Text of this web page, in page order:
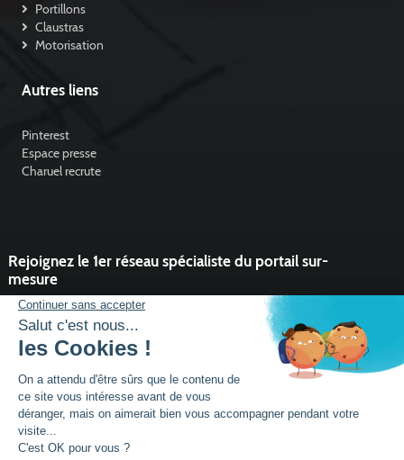
Portillons
Claustras
Motorisation
Autres liens
Pinterest
Espace presse
Charuel recrute
Rejoignez le 1er réseau spécialiste du portail sur-
mesure
Vous souhaitez développer l'activité portail de votre entreprise ?
Rejoindre un réseau dynamique, avec un service et des outils qui
font la différence ?
DEVENIR PARTENAIRE